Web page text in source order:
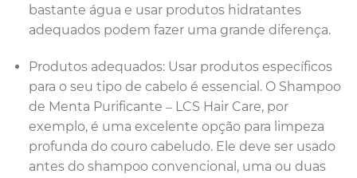
bastante água e usar produtos hidratantes
adequados podem fazer uma grande diferença.
Produtos adequados: Usar produtos específicos
para o seu tipo de cabelo é essencial. O Shampoo
de Menta Purificante – LCS Hair Care, por
exemplo, é uma excelente opção para limpeza
profunda do couro cabeludo. Ele deve ser usado
antes do shampoo convencional, uma ou duas